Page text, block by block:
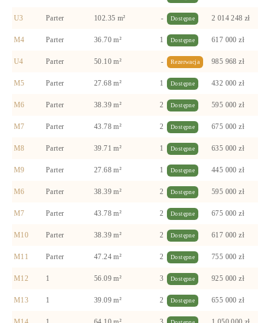
U3 Parter 102.35 m² - Dostępne 2 014 248 zł
M4 Parter 36.70 m² 1 Dostępne 617 000 zł
U4 Parter 50.10 m² - Rezerwacja 985 968 zł
M5 Parter 27.68 m² 1 Dostępne 432 000 zł
M6 Parter 38.39 m² 2 Dostępne 595 000 zł
M7 Parter 43.78 m² 2 Dostępne 675 000 zł
M8 Parter 39.71 m² 1 Dostępne 635 000 zł
M9 Parter 27.68 m² 1 Dostępne 445 000 zł
M6 Parter 38.39 m² 2 Dostępne 595 000 zł
M7 Parter 43.78 m² 2 Dostępne 675 000 zł
M10 Parter 38.39 m² 2 Dostępne 617 000 zł
M11 Parter 47.24 m² 2 Dostępne 755 000 zł
M12 1 56.09 m² 3 Dostępne 925 000 zł
M13 1 39.09 m² 2 Dostępne 655 000 zł